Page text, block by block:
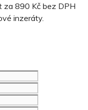
890 Kč bez DPH
inzeráty.